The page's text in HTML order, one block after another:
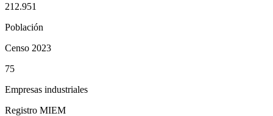
212.951
Población
Censo 2023
75
Empresas industriales
Registro MIEM